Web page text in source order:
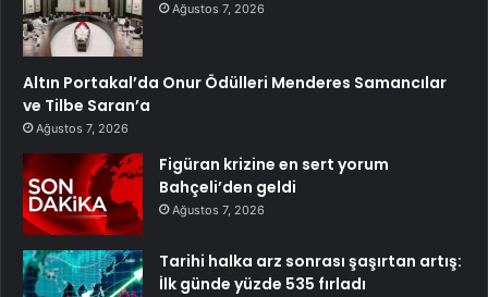
Ağustos 7, 2026
Altın Portakal’da Onur Ödülleri Menderes Samancılar
ve Tilbe Saran’a
Ağustos 7, 2026
Figüran krizine en sert yorum
Bahçeli’den geldi
Ağustos 7, 2026
Tarihi halka arz sonrası şaşırtan artış:
İlk günde yüzde 535 fırladı